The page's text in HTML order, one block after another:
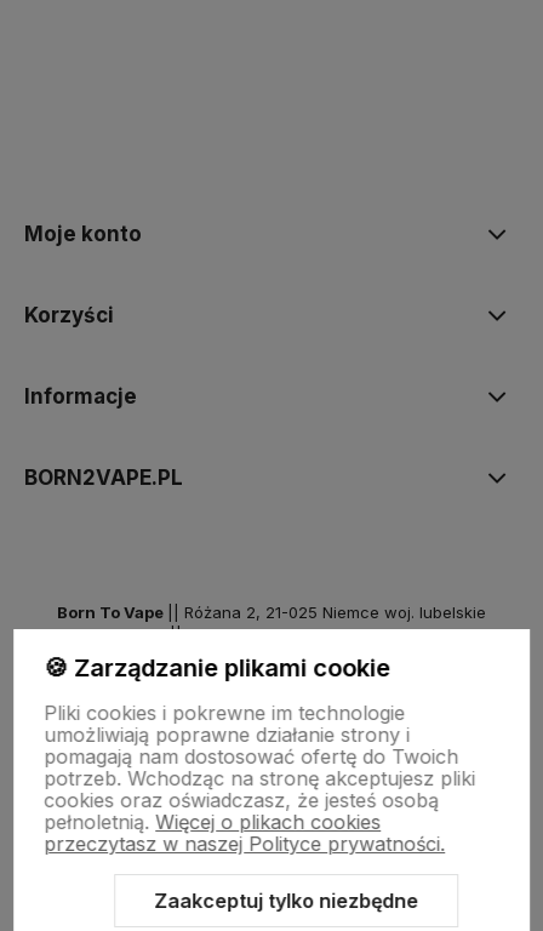
Moje konto
Korzyści
Informacje
BORN2VAPE.PL
Born To Vape
|| Różana 2, 21-025 Niemce woj. lubelskie
NIP: 7141861133 || E:kontakt@born2vape.plT:665 744 477
Sklep internetowy Shoper Premium Szablon Shoper Modern 3.0™
🍪 Zarządzanie plikami cookie
Pliki cookies i pokrewne im technologie
umożliwiają poprawne działanie strony i
pomagają nam dostosować ofertę do Twoich
potrzeb. Wchodząc na stronę akceptujesz pliki
cookies oraz oświadczasz, że jesteś osobą
pełnoletnią. Więcej o plikach cookies
przeczytasz w naszej Polityce prywatności.
Zaakceptuj tylko niezbędne